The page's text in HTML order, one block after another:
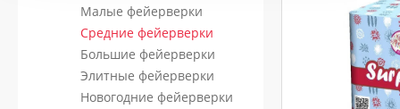
Малые фейерверки
Средние фейерверки
Большие фейерверки
Элитные фейерверки
Новогодние фейерверки
*
ДОСТАВКА